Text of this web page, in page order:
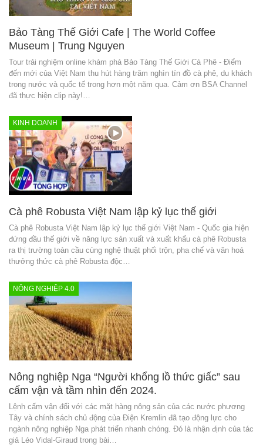
Bảo Tàng Thế Giới Cafe | The World Coffee
Museum | Trung Nguyen
Tour trải nghiệm online khám phá Bảo Tàng Thế Giới Cà Phê - Điểm
đến mới của Việt Nam thu hút hàng trăm nghìn tín đồ cà phê, du khách
trong nước và quốc tế trong hơn một năm qua. Cảm ơn BSA Channel
đã thực hiện clip này!…
KINH DOANH
Cà phê Robusta Việt Nam lập kỷ lục thế giới
Cà phê Robusta Việt Nam lập kỷ lục thế giới Việt Nam - Quốc gia hiện
đứng đầu thế giới về năng lực sản xuất và xuất khẩu cà phê Robusta
ra thị trường toàn cầu cùng nghệ thuật phối trộn, pha chế và văn hoá
thưởng thức cà phê Robusta độc…
NÔNG NGHIỆP 4.0
Nông nghiệp Nga “Người khổng lồ thức giấc” sau
cấm vận và tầm nhìn đến 2024.
Lệnh cấm vận đối với các mặt hàng nông sản của các nước phương
Tây và chính sách chủ động của Điện Kremlin đã tạo động lực cho
ngành nông nghiệp Nga phát triển nhanh chóng. Đó là nhận định của tác
giả Léo Vidal-Giraud trong bài…